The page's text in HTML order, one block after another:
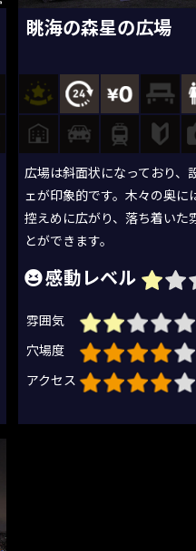
眺海の森星の広場
広場は斜面状になっており、
ェが印象的です。木々の奥に
控えめに広がり、落ち着いた
とができます。
感動レベル
雰囲気
穴場度
アクセス